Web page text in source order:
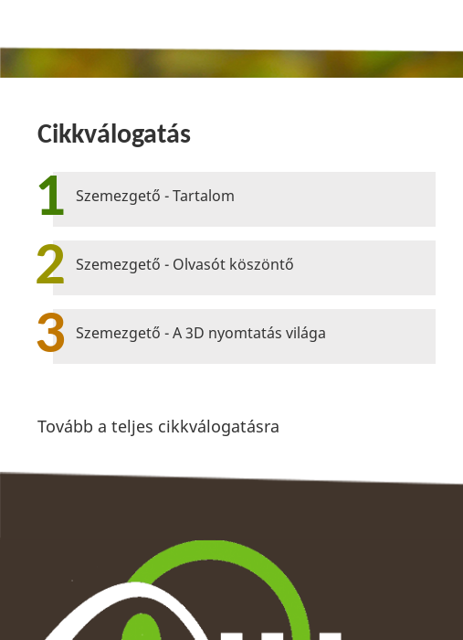
Cikkválogatás
1 Szemezgető - Tartalom
2 Szemezgető - Olvasót köszöntő
3 Szemezgető - A 3D nyomtatás világa
Tovább a teljes cikkválogatásra